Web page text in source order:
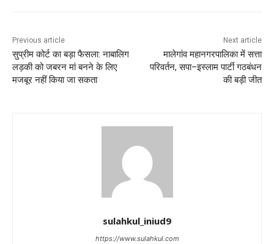
Previous article
सुप्रीम कोर्ट का बड़ा फैसला: नाबालिग
लड़की को जबरन मां बनने के लिए
मजबूर नहीं किया जा सकता
Next article
मालेगांव महानगरपालिका में सत्ता
परिवर्तन, सपा–इस्लाम पार्टी गठबंधन
की बड़ी जीत
sulahkul_iniud9
https://www.sulahkul.com